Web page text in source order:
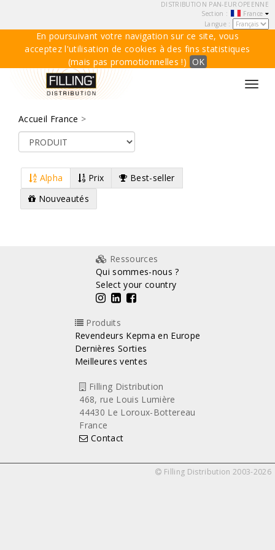
DISTRIBUTION PAN-EUROPEENNE
Section :
France
Langue :
En poursuivant votre navigation sur ce site, vous
acceptez l'utilisation de cookies à des fins statistiques
(mais pas promotionnelles !) OK
Accueil France >
Alpha Prix
Best-seller
Nouveautés
Ressources
Qui sommes-nous ?
Select your country
Produits
Revendeurs Kepma en Europe
Dernières Sorties
Meilleures ventes
Filling Distribution
468, rue Louis Lumière
44430 Le Loroux-Bottereau
France
Contact
Filling Distribution 2003-2026